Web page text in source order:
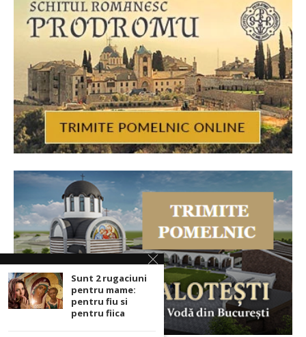
Sunt 2 rugaciuni
pentru mame:
pentru fiu si
pentru fiica